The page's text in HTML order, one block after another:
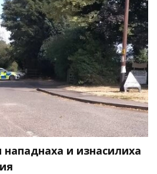
и изнасилиха